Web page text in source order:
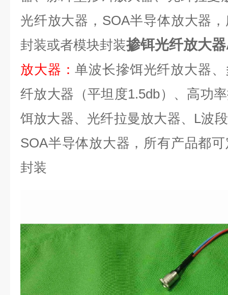
光纤放大器， SOA半导体放大器
封装或者模块封装掺铒光纤放大
放大器 ：单波长摻饵光纤放大器
纤放大器（平坦度1.5db）、高功
饵放大器、光纤拉曼放大器、 L波
SOA半导体放大器，所有产品都
封装